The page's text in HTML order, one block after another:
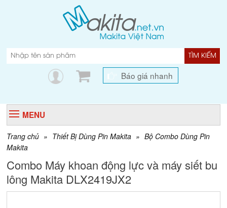
TÌM KIẾM
Báo giá nhanh
MENU
Trang chủ » Thiết Bị Dùng Pin Makita » Bộ Combo Dùng Pin
Makita
Combo Máy khoan động lực và máy siết bu
lông Makita DLX2419JX2